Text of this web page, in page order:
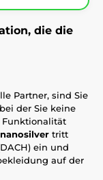
die die
Partner, sind Sie
der Sie keine
nanosilver tritt
ein und
auf der